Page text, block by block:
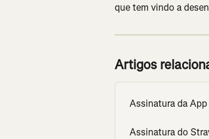
que tem vindo a
Artigos
Assinatura da
Assinatura do